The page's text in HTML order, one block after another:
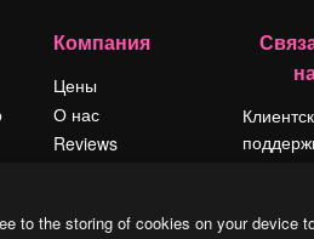
Компания
Цены
О нас
Reviews
Блог
LinkedIn
to the storing of cookies on your device